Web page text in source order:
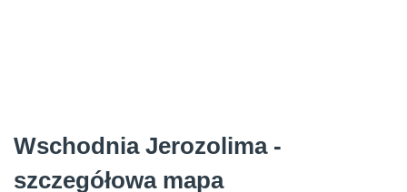
Wschodnia Jerozolima -
szczegółowa mapa